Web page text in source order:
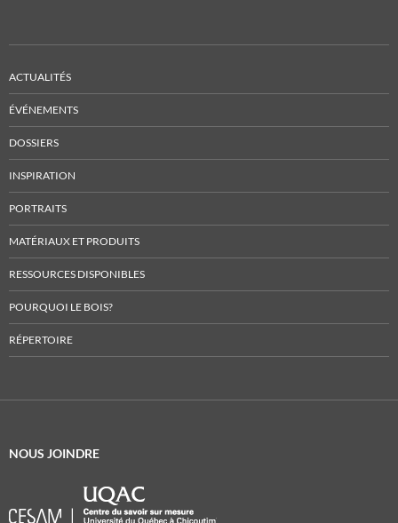
ACTUALITÉS
ÉVÉNEMENTS
DOSSIERS
INSPIRATION
PORTRAITS
MATÉRIAUX ET PRODUITS
RESSOURCES DISPONIBLES
POURQUOI LE BOIS?
RÉPERTOIRE
NOUS JOINDRE